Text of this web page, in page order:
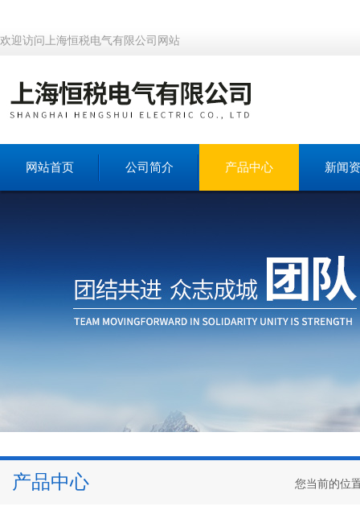
欢迎访问上海恒税电气有限公司网站
网站首页 公司简介 产品中心 新闻
产品中心 您当前的位